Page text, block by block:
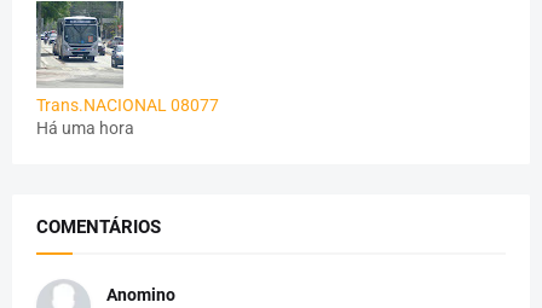
Trans.NACIONAL 08077
Há uma hora
COMENTÁRIOS
Anomino